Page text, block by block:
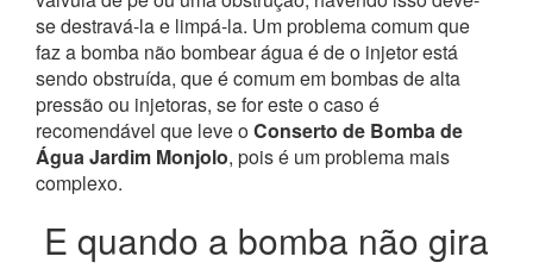
se destravá-la e limpá-la. Um problema comum que
faz a bomba não bombear água é de o injetor está
sendo obstruída, que é comum em bombas de alta
pressão ou injetoras, se for este o caso é
recomendável que leve oConserto de Bomba de
Água Jardim Monjolo, pois é um problema mais
complexo.
E quando a bomba não gira